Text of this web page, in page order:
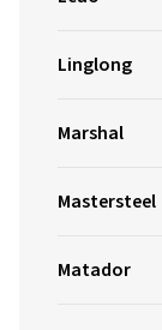
Linglong
Marshal
Mastersteel
Matador